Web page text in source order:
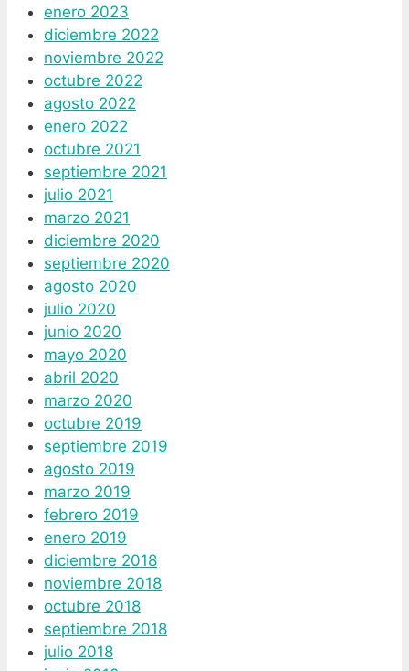
enero 2023
diciembre 2022
noviembre 2022
octubre 2022
agosto 2022
enero 2022
octubre 2021
septiembre 2021
julio 2021
marzo 2021
diciembre 2020
septiembre 2020
agosto 2020
julio 2020
junio 2020
mayo 2020
abril 2020
marzo 2020
octubre 2019
septiembre 2019
agosto 2019
marzo 2019
febrero 2019
enero 2019
diciembre 2018
noviembre 2018
octubre 2018
septiembre 2018
julio 2018